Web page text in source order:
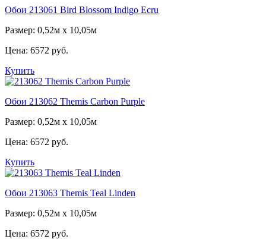
Обои 213061 Bird Blossom Indigo Ecru
Размер: 0,52м х 10,05м
Цена: 6572 руб.
Купить
Обои 213062 Themis Carbon Purple
Размер: 0,52м х 10,05м
Цена: 6572 руб.
Купить
Обои 213063 Themis Teal Linden
Размер: 0,52м х 10,05м
Цена: 6572 руб.